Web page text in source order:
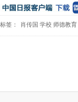
标签： 肖传国 学校 师德教育